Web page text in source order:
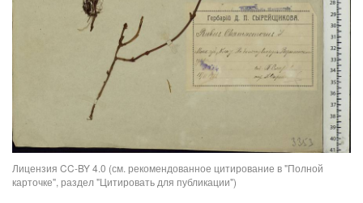
Лицензия CC-BY 4.0 (см. рекомендованное цитирование в "Полной
карточке", раздел "Цитировать для публикации")